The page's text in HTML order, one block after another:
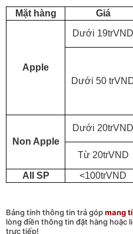
Mặt hàng Giá
Apple
Dưới 19trVND
Dưới 50
Non Apple
Dưới 20trVND
Từ 20trVND
All SP <100trVND
Bảng tính thông tin trả gópmang
lòng điền thông tin đặt hàng hoặc
trực tiếp!